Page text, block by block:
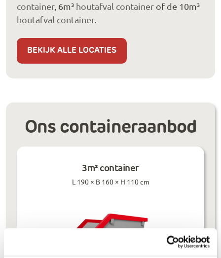
container, 6m³ houtafval container of de 10m³
houtafval container.
BEKIJK ALLE LOCATIES
Ons containeraanbod
3m³ container
L 190 × B 160 × H 110 cm